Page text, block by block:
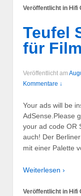
Veröffentlicht in Hifi
Teufel
für
Veröffentlicht am
Kommentare ↓
Your ads will be
AdSense.Please
your ad code OR
auch! Der
mit einer Palette
Weiterlesen ›
Veröffentlicht in Hifi